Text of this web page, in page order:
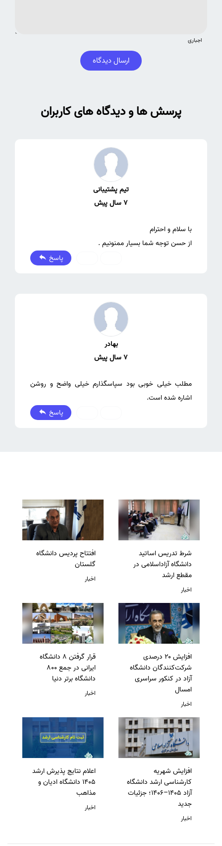
اجباری
ارسال دیدگاه
پرسش ها و دیدگاه های کاربران
تیم پشتیبانی
7 سال پیش
از حسن توجه شما بسیار ممنونیم .
پاسخ
بهادر
7 سال پیش
مطلب خیلی خوبی بود سپاسگذارم خیلی واضح و روشن
اشاره شده است.
پاسخ
شرط تدریس اساتید
دانشگاه آزاداسلامی در
مقطع ارشد
اخبار
افتتاح پردیس دانشگاه
گلستان
اخبار
افزایش ۲۰ درصدی
شرکت‌کنندگان دانشگاه
آزاد در کنکور سراسری
امسال
اخبار
قرار گرفتن 8 دانشگاه
ایرانی در جمع 800
دانشگاه برتر دنیا
اخبار
افزایش شهریه
کارشناسی ارشد دانشگاه
آزاد 1405–1406؛ جزئیات
جدید
اخبار
اعلام نتایج پذیرش ارشد
1405 دانشگاه ادیان و
مذاهب
اخبار